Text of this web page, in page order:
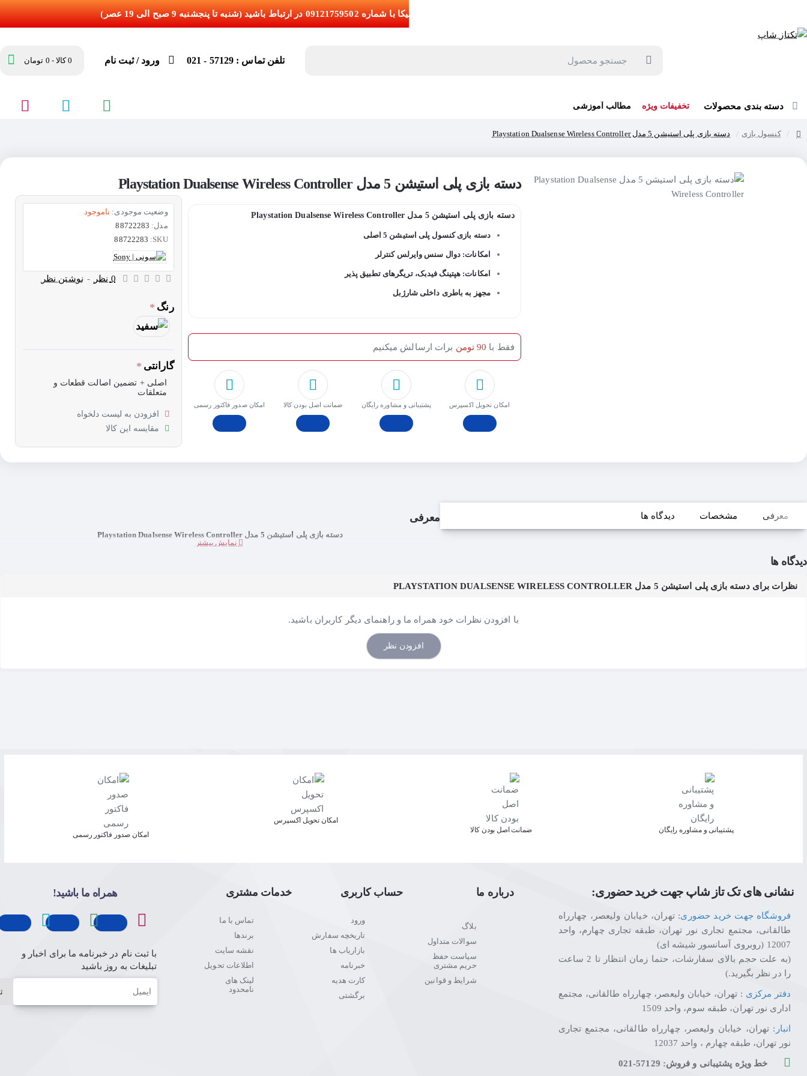
تلفن تماس : 57129 - 021 ورود / ثبت نام 0 کالا - 0 تومان
دسته بندی محصولات تخفیفات ویژه مطالب آموزشی
کنسول بازی دسته بازی پلی استیشن 5 مدل Playstation Dualsense Wireless Controller
دسته بازی پلی استیشن 5 مدل Playstation Dualsense Wireless Controller
دسته بازی پلی استیشن 5 مدل Playstation Dualsense Wireless Controller
دسته بازی کنسول پلی استیشن 5 اصلی
امکانات: دوال سنس وایرلس کنترلر
امکانات: هپتینگ فیدبک، تریگرهای تطبیق پذیر
مجهز به باطری داخلی شارژبل
امکان تحویل اکسپرس پشتیبانی و مشاوره رایگان ﺿﻤﺎﻧﺖ اﺻﻞ ﺑﻮدن ﮐﺎﻟﺎ امکان صدور فاکتور رسمی
فقط با 90 تومن برات ارسالش میکنیم
وضعیت موجودی: ناموجود
مدل: 88722283
SKU:
88722283
0 نظر - نوشتن نظر
رنگ
گارانتی
اصلی + تضمین اصالت قطعات و
متعلقات
افزودن به لیست دلخواه
مقایسه این کالا
معرفی مشخصات دیدگاه ها معرفی
دسته بازی پلی استیشن 5 مدل Playstation Dualsense Wireless Controller
دیدگاه ها
نظرات برای دسته بازی پلی استیشن 5 مدل PLAYSTATION DUALSENSE WIRELESS CONTROLLER
با افزودن نظرات خود همراه ما و راهنمای دیگر کاربران باشید.
افزودن نظر
پشتیبانی و مشاوره رایگان ﺿﻤﺎﻧﺖ اﺻﻞ ﺑﻮدن ﮐﺎﻟﺎ
اﻣﮑﺎن ﺗﺤﻮﯾﻞ اﮐﺴﭙﺮس
امکان صدور فاکتور رسمی
نشانی های تک تاز شاپ جهت خرید حضوری:
فروشگاه جهت خرید حضوری: تهران، خیابان ولیعصر، چهارراه
طالقانی، مجتمع تجاری نور تهران، طبقه تجاری چهارم، واحد
12007 (روبروی آسانسور شیشه ای)
(به علت حجم بالای سفارشات، حتما زمان انتظار تا 2 ساعت
را در نظر بگیرید.)
دفتر مرکزی : تهران، خیابان ولیعصر، چهارراه طالقانی، مجتمع
اداری نور تهران، طبقه سوم، واحد 1509
انبار : تهران، خیابان ولیعصر، چهارراه طالقانی، مجتمع تجاری
نور تهران، طبقه چهارم ، واحد 12037
خط ویژه پشتیبانی و فروش: 57129-021
درباره ما
بلاگ
سوالات متداول
سیاست حفظ
حریم مشتری
شرایط و قوانین
حساب کاربری
ورود
تاریخچه سفارش
بازاریاب ها
خبرنامه
کارت هدیه
برگشتی
خدمات مشتری
تماس با ما
برندها
نقشه سایت
اطلاعات تحویل
لینک های
نامحدود
همراه ما باشید!
با ثبت نام در خبرنامه ما برای اخبار و
تبلیغات به روز باشید
ایمیل